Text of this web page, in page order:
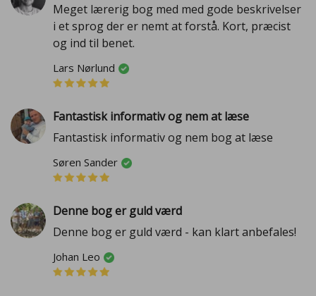
Meget lærerig bog med med gode beskrivelser
i et sprog der er nemt at forstå. Kort, præcist
og ind til benet.
Lars Nørlund
Fantastisk informativ og nem at læse
Fantastisk informativ og nem bog at læse
Søren Sander
Denne bog er guld værd
Denne bog er guld værd - kan klart anbefales!
Johan Leo